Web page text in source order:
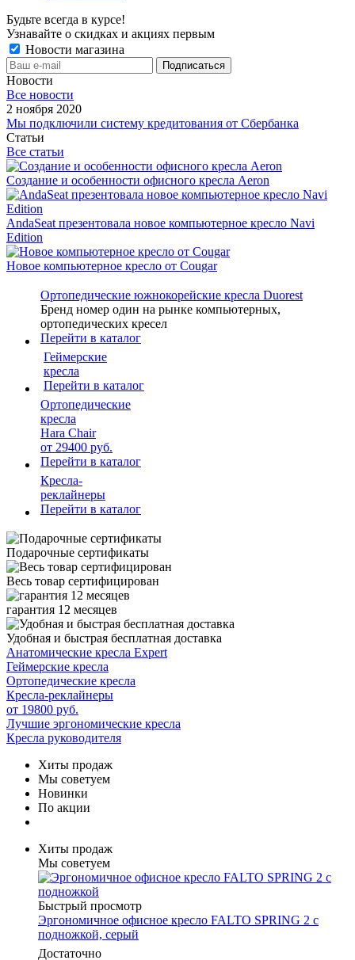
Будьте всегда в курсе!
Узнавайте о скидках и акциях первым
Новости магазина
Новости
Все новости
2 ноября 2020
Мы подключили систему кредитования от Сбербанка
Статьи
Все статьи
Создание и особенности офисного кресла Aeron
AndaSeat презентовала новое компьютерное кресло Navi
Edition
Новое компьютерное кресло от Cougar
Ортопедические южнокорейские кресла Duorest
Бренд номер один на рынке компьютерных,
ортопедических кресел
Перейти в каталог
Геймерские
кресла
Перейти в каталог
Ортопедические
кресла
Hara Сhair
от 29400 руб.
Перейти в каталог
Кресла-
реклайнеры
Перейти в каталог
Подарочные сертификаты
Весь товар сертифицирован
гарантия 12 месяцев
Удобная и быстрая бесплатная доставка
Анатомические кресла Expert
Геймерские кресла
Ортопедические кресла
Кресла-реклайнеры
от 19800 руб.
Лучшие эргономические кресла
Кресла руководителя
Хиты продаж
Мы советуем
Новинки
По акции
Хиты продаж
Мы советуем
Быстрый просмотр
Эргономичное офисное кресло FALTO SPRING 2 с
подножкой, серый
Достаточно